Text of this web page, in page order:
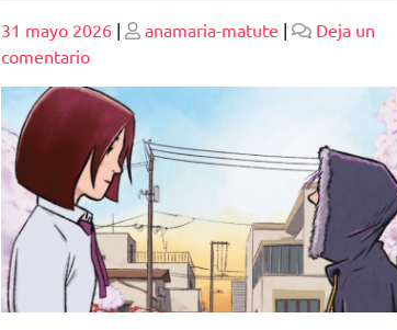
Publicado
31 mayo 2026| Publicado
anamaria-matute |
Deja un
comentarioen
Anuncio
del
Ganador
del
Prestigioso
Premio
Nacional
de
Literatura
2022